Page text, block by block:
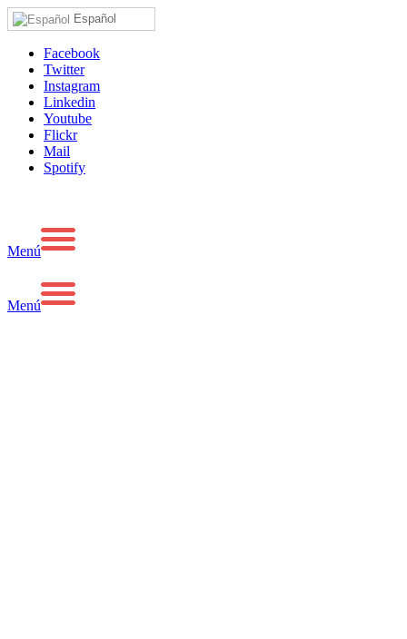
Español
Facebook
Twitter
Instagram
Linkedin
Youtube
Flickr
Mail
Spotify
Menú
Menú